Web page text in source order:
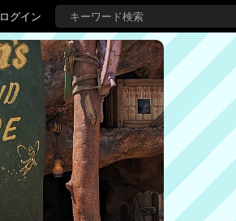
ログイン